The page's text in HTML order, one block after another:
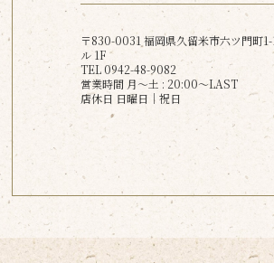
〒830-0031 福岡県久留米市六ツ門町
ル 1F
TEL 0942-48-9082
営業時間 月〜土 : 20:00～LAST
店休日 日曜日│祝日